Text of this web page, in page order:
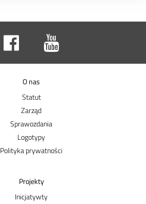
O nas
Statut
Zarząd
Sprawozdania
Logotypy
Polityka prywatności
Projekty
Inicjatywty